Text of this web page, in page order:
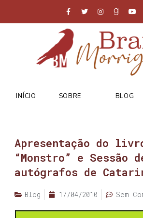
INÍCIO SOBRE BLOG
Apresentação do
“Monstro” e Sessão
autógrafos de
Blog 17/04/2010 Sem